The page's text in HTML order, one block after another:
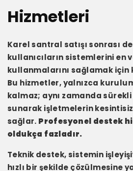
Hizmetleri
Karel santral satışı sonrası
kullanıcıların sistemlerini en
kullanmalarını sağlamak
Bu hizmetler, yalnızca
kalmaz; aynı zamanda
sunarak işletmelerin kesintisiz
sağlar. Profesyonel destek
oldukça fazladır.
Teknik destek, sistemin
hızlı bir şekilde çözülmesine